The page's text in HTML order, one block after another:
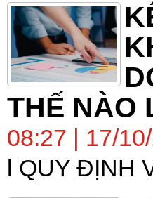
THẾ NÀO
08:27 | 17/
l QUY ĐỊNH